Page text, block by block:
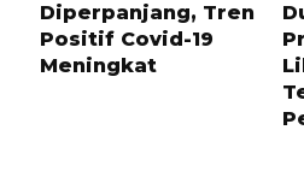
Diperpanjang, Tren
Positif Covid-19
Meningkat